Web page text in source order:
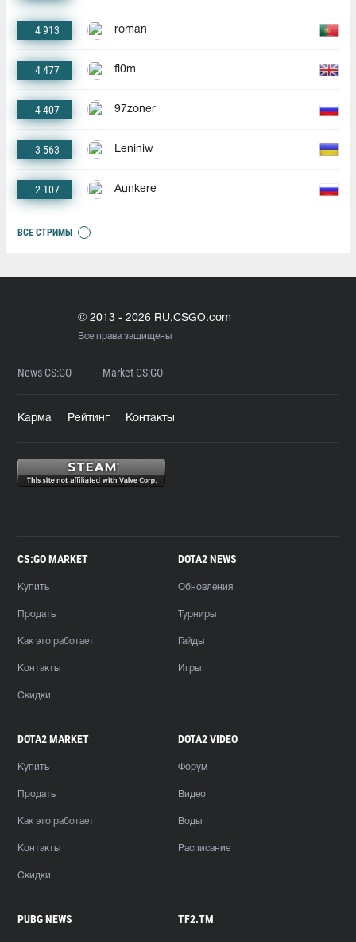
4 913 roman
4 477 fl0m
4 407 97zoner
3 563 Leniniw
2 107 Aunkere
ВСЕ СТРИМЫ
© 2013 - 2026 RU.CSGO.com
Все права защищены
News CS:GO Market CS:GO
Карма Рейтинг Контакты
CS:GO MARKET
Купить
Продать
Как это работает
Контакты
Скидки
DOTA2 NEWS
Обновления
Турниры
Гайды
Игры
DOTA2 MARKET
Купить
Продать
Как это работает
Контакты
Скидки
DOTA2 VIDEO
Форум
Видео
Воды
Расписание
PUBG NEWS TF2.TM